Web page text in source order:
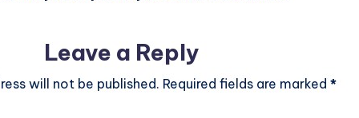
Leave a Reply
will not be published. Required fields are marked *